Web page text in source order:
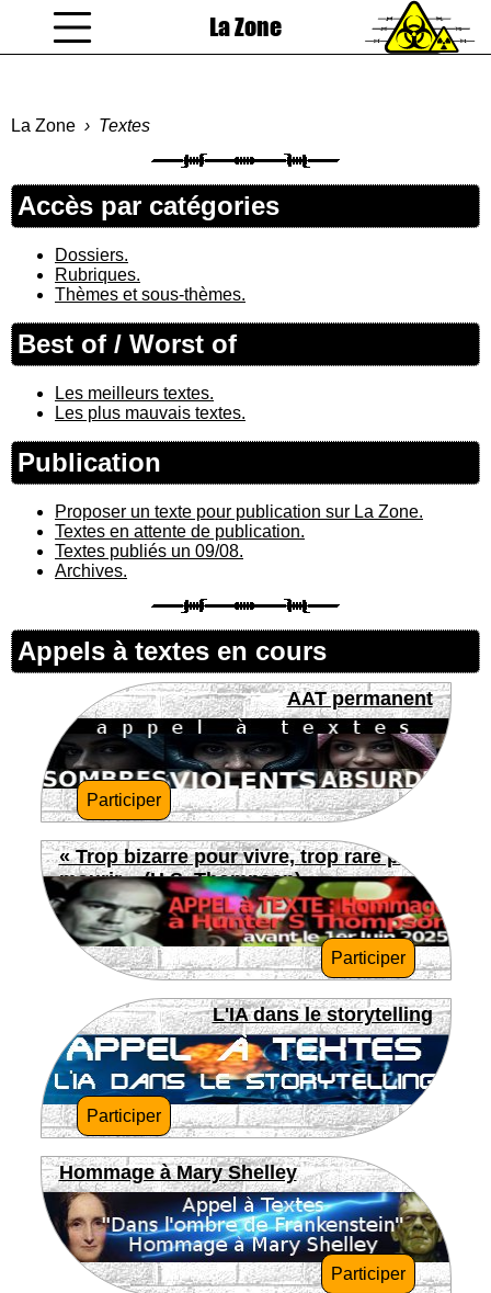
La Zone
La Zone Textes
Accès par catégories
Dossiers.
Rubriques.
Thèmes et sous-thèmes.
Best of / Worst of
Les meilleurs textes.
Les plus mauvais textes.
Publication
Proposer un texte pour publication sur La Zone.
Textes en attente de publication.
Textes publiés un 09/08.
Archives.
Appels à textes en cours
AAT permanent
Participer
« Trop bizarre pour vivre, trop rare pour
mourir » (H.S. Thompson)
Participer
L'IA dans le storytelling
Participer
Hommage à Mary Shelley
Participer